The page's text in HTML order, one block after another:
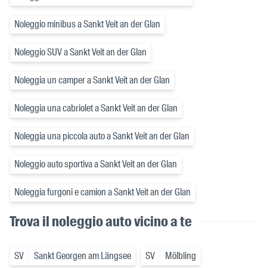
Noleggio minibus a Sankt Veit an der Glan
Noleggio SUV a Sankt Veit an der Glan
Noleggia un camper a Sankt Veit an der Glan
Noleggia una cabriolet a Sankt Veit an der Glan
Noleggia una piccola auto a Sankt Veit an der Glan
Noleggio auto sportiva a Sankt Veit an der Glan
Noleggia furgoni e camion a Sankt Veit an der Glan
Trova il noleggio auto vicino a te
SV Sankt Georgen am Längsee SV Mölbling